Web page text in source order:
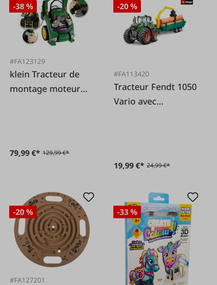
-38 %
#FA123129
klein Tracteur de
montage moteur
79,99 €* 129,99 €*
-20 %
#FA113420
Tracteur Fendt 1050
Vario avec
19,99 €* 24,99 €*
-20 %
#FA127201
-33 %